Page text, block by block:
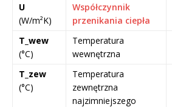
U
(W/m²K)
Współczynnik
przenikania ciepła
T_wew
(°C)
Temperatura
wewnętrzna
T_zew
(°C)
Temperatura
zewnętrzna
najzimniejszego